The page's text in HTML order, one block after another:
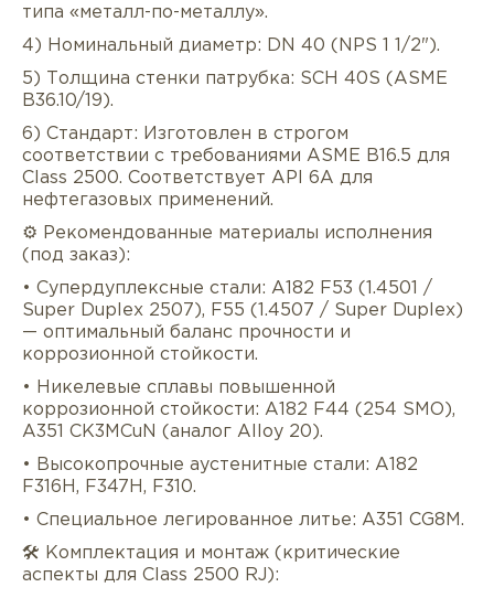
типа «металл-по-металлу».
4) Номинальный диаметр: DN 40 (NPS 1 1/2").
5) Толщина стенки патрубка: SCH 40S (ASME
B36.10/19).
6) Стандарт: Изготовлен в строгом
соответствии с требованиями ASME B16.5 для
Class 2500. Соответствует API 6A для
нефтегазовых применений.
⚙️ Рекомендованные материалы исполнения
(под заказ):
• Супердуплексные стали: A182 F53 (1.4501 /
Super Duplex 2507), F55 (1.4507 / Super Duplex)
— оптимальный баланс прочности и
коррозионной стойкости.
• Никелевые сплавы повышенной
коррозионной стойкости: A182 F44 (254 SMO),
A351 CK3MCuN (аналог Alloy 20).
• Высокопрочные аустенитные стали: A182
F316H, F347H, F310.
• Специальное легированное литье: A351 CG8M.
🛠️ Комплектация и монтаж (критические
аспекты для Class 2500 RJ):